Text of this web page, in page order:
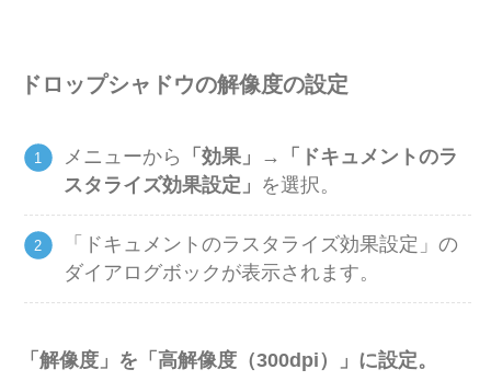
ドロップシャドウの解像度の設定
メニューから
「効果」→「ドキュメントのラ
スタライズ効果設定」 を選択。
「ドキュメントのラスタライズ効果設定」の
ダイアログボックが表示されます。
「解像度」を「高解像度（300dpi）」に設定。